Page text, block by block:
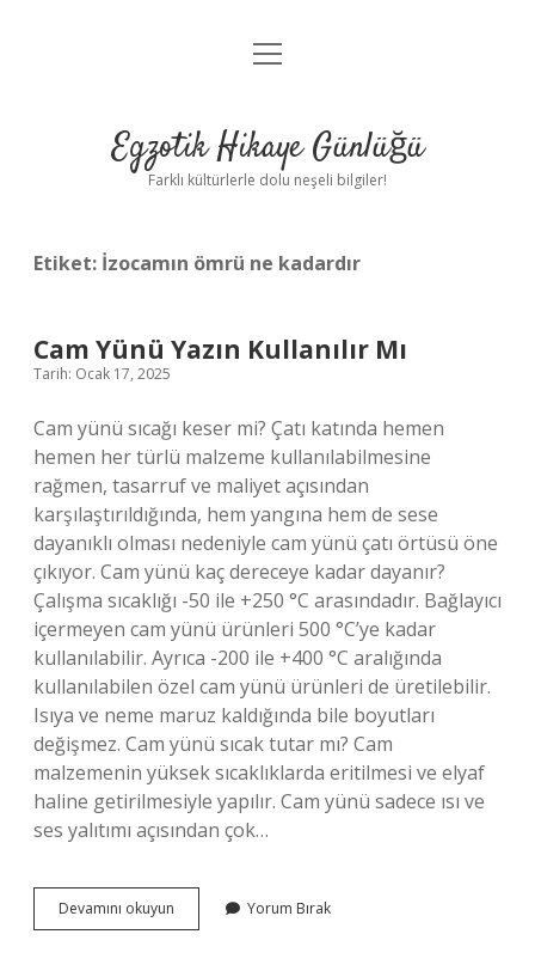
Anasayfa
Yasal Uyarı
menüyü
Egzotik Hikaye Günlüğü
Farklı kültürlerle dolu neşeli bilgiler!
Etiket: İzocamın ömrü ne kadardır
Cam Yünü Yazın Kullanılır Mı
Tarih: Ocak 17, 2025
Cam yünü sıcağı keser mi? Çatı katında hemen
hemen her türlü malzeme kullanılabilmesine
rağmen, tasarruf ve maliyet açısından
karşılaştırıldığında, hem yangına hem de sese
dayanıklı olması nedeniyle cam yünü çatı örtüsü öne
çıkıyor. Cam yünü kaç dereceye kadar dayanır?
Çalışma sıcaklığı -50 ile +250 °C arasındadır. Bağlayıcı
içermeyen cam yünü ürünleri 500 °C’ye kadar
kullanılabilir. Ayrıca -200 ile +400 °C aralığında
kullanılabilen özel cam yünü ürünleri de üretilebilir.
Isıya ve neme maruz kaldığında bile boyutları
değişmez. Cam yünü sıcak tutar mı? Cam
malzemenin yüksek sıcaklıklarda eritilmesi ve elyaf
haline getirilmesiyle yapılır. Cam yünü sadece ısı ve
ses yalıtımı açısından çok…
Devamını okuyun
Yünü
Yorum Bırak